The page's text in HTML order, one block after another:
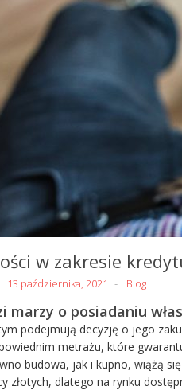
w zakresie
13 października, 2021 Blog
marzy o posiadaniu
podejmują decyzję o jego
metrażu, które
budowa, jak i kupno, wiążą
złotych, dlatego na rynku